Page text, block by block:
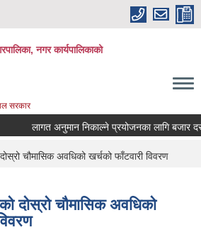
नगर कार्यपालिकाको
सरकार
लागत अनुमान निकाल्ने प्रयोजनका लागि बजार
खोपकर्ता (भ्याक्सिनेटर) आवश्यकता सम्वन्धी सूचना।
चौमासिक अवधिको खर्चको फाँटवारी विवरण
चौमासिक अवधिको